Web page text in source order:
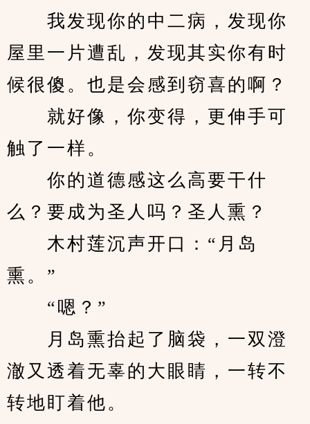
我发现你的中二病，发现你
屋里一片遭乱，发现其实你有时
候很傻。也是会感到窃喜的啊？
就好像，你变得，更伸手可
触了一样。
你的道德感这么高要干什
么？要成为圣人吗？圣人熏？
木村莲沉声开口：“月岛
熏。”
“嗯？”
月岛熏抬起了脑袋，一双澄
澈又透着无辜的大眼睛，一转不
转地盯着他。